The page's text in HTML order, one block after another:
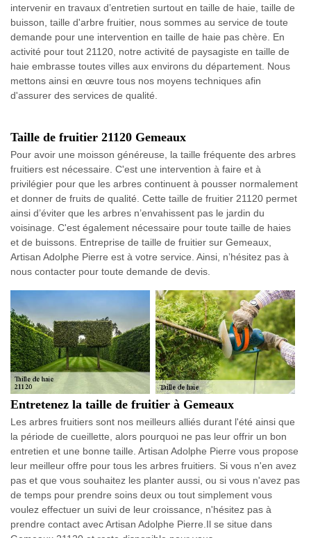
intervenir en travaux d’entretien surtout en taille de haie, taille de
buisson, taille d'arbre fruitier, nous sommes au service de toute
demande pour une intervention en taille de haie pas chère. En
activité pour tout 21120, notre activité de paysagiste en taille de
haie embrasse toutes villes aux environs du département. Nous
mettons ainsi en œuvre tous nos moyens techniques afin
d'assurer des services de qualité.
Taille de fruitier 21120 Gemeaux
Pour avoir une moisson généreuse, la taille fréquente des arbres
fruitiers est nécessaire. C'est une intervention à faire et à
privilégier pour que les arbres continuent à pousser normalement
et donner de fruits de qualité. Cette taille de fruitier 21120 permet
ainsi d’éviter que les arbres n’envahissent pas le jardin du
voisinage. C'est également nécessaire pour toute taille de haies
et de buissons. Entreprise de taille de fruitier sur Gemeaux,
Artisan Adolphe Pierre est à votre service. Ainsi, n’hésitez pas à
nous contacter pour toute demande de devis.
Entretenez la taille de fruitier à Gemeaux
Les arbres fruitiers sont nos meilleurs alliés durant l'été ainsi que
la période de cueillette, alors pourquoi ne pas leur offrir un bon
entretien et une bonne taille. Artisan Adolphe Pierre vous propose
leur meilleur offre pour tous les arbres fruitiers. Si vous n'en avez
pas et que vous souhaitez les planter aussi, ou si vous n'avez pas
de temps pour prendre soins deux ou tout simplement vous
voulez effectuer un suivi de leur croissance, n'hésitez pas à
prendre contact avec Artisan Adolphe Pierre.Il se situe dans